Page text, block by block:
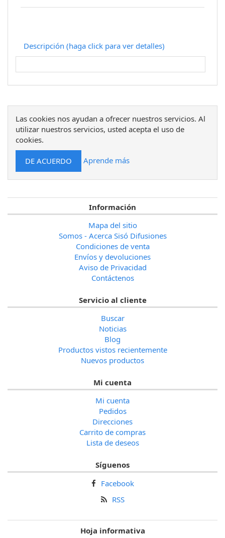
Descripción (haga click para ver detalles)
Las cookies nos ayudan a ofrecer nuestros servicios. Al
utilizar nuestros servicios, usted acepta el uso de
cookies.
Aprende más
Información
Mapa del sitio
Somos - Acerca Sisó Difusiones
Condiciones de venta
Envíos y devoluciones
Aviso de Privacidad
Contáctenos
Servicio al cliente
Buscar
Noticias
Blog
Productos vistos recientemente
Nuevos productos
Mi cuenta
Mi cuenta
Pedidos
Direcciones
Carrito de compras
Lista de deseos
Síguenos
Facebook
RSS
Hoja informativa